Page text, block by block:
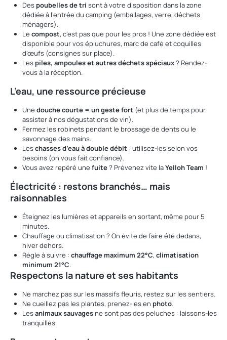
Des poubelles de tri sont à votre disposition dans la zone
dédiée à l’entrée du camping (emballages, verre, déchets
ménagers).
Le compost, c’est pas que pour les pros ! Une zone dédiée est
disponible pour vos épluchures, marc de café et coquilles
d’œufs (consignes sur place).
Les piles, ampoules et autres déchets spéciaux? Rendez-
vous à la réception.
L’eau, une ressource précieuse
Une douche courte = un geste fort (et plus de temps pour
assister à nos dégustations de vin).
Fermez les robinets pendant le brossage de dents ou le
savonnage des mains.
Leschasses d’eau à double débit : utilisez-les selon vos
besoins (on vous fait confiance).
Vous avez repéré une fuite? Prévenez vite laYelloh Team !
Électricité : restons branchés… mais
raisonnables
Éteignez les lumières et appareils en sortant, même pour 5
minutes.
Chauffage ou climatisation ? On évite de faire été dedans,
hiver dehors.
Règle à suivre : chauffage maximum 22°C, climatisation
minimum 21°C.
Respectons la nature et ses habitants
Ne marchez pas sur les massifs fleuris, restez sur les sentiers.
Ne cueillez pas les plantes, prenez-les en photo.
Lesanimaux sauvages ne sont pas des peluches : laissons-les
tranquilles.